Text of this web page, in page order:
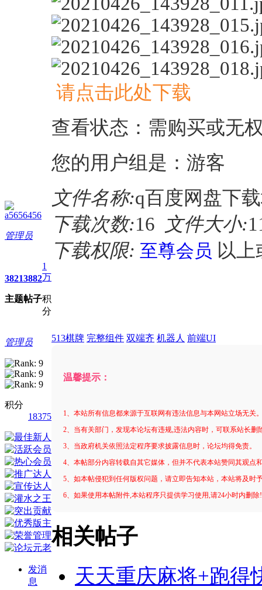
a5656456
管理员
3821
主题
3882
帖子
1
万
积
分
管理员
积分
18375
发消
息
请点击此处下载
查看状态：需购买或无
您的用户组是：游客
文件名称:q百度网盘下
下载次数:16 文件大小:
下载权限: 至尊会员 以
513棋牌 完整组件 双端齐 机器人 前端UI
温馨提示：
1、本站所有信息都来源于互联网有违法信息与本网站立场无关
2、当有关部门，发现本论坛有违规,违法内容时，可联系站长删
3、当政府机关依照法定程序要求披露信息时，论坛均得免责。
4、本帖部分内容转载自其它媒体，但并不代表本站赞同其观点
5、如本帖侵犯到任何版权问题，请立即告知本站，本站将及时
6、如果使用本帖附件,本站程序只提供学习使用,请24小时内删
相关帖子
天天重庆麻将+跑得